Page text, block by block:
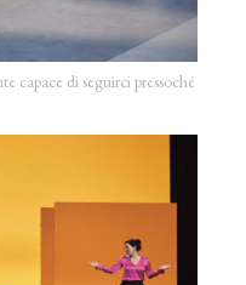
capace di seguirci pressoché